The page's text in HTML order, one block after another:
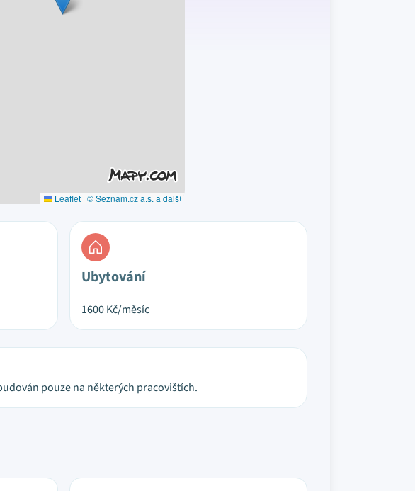
Leaflet | © Seznam.cz a.s. a další
Ubytování
1600Kč/měsíc
pouze na některých pracovištích.